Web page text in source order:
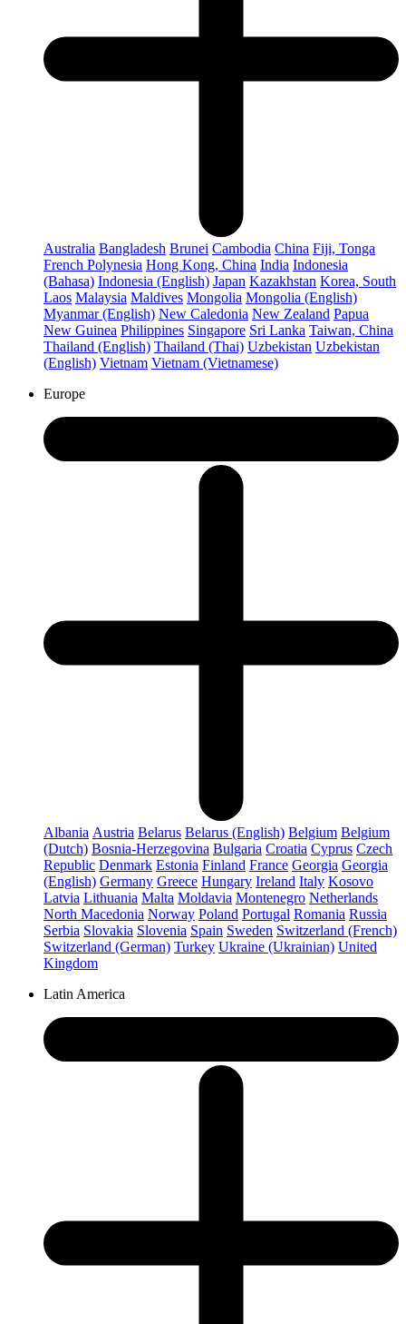
Australia Bangladesh Brunei Cambodia China Fiji, Tonga
French Polynesia Hong Kong, China India Indonesia
(Bahasa) Indonesia (English) Japan Kazakhstan Korea, South
Laos Malaysia Maldives Mongolia Mongolia (English)
Myanmar (English) New Caledonia New Zealand Papua
New Guinea Philippines Singapore Sri Lanka Taiwan, China
Thailand (English) Thailand (Thai) Uzbekistan Uzbekistan
(English) Vietnam Vietnam (Vietnamese)
Europe
Albania Austria Belarus Belarus (English) Belgium Belgium
(Dutch) Bosnia-Herzegovina Bulgaria Croatia Cyprus Czech
Republic Denmark Estonia Finland France Georgia Georgia
(English) Germany Greece Hungary Ireland Italy Kosovo
Latvia Lithuania Malta Moldavia Montenegro Netherlands
North Macedonia Norway Poland Portugal Romania Russia
Serbia Slovakia Slovenia Spain Sweden Switzerland (French)
Switzerland (German) Turkey Ukraine (Ukrainian) United
Kingdom
Latin America